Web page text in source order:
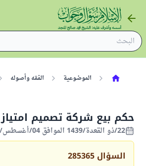
الموضوعية الفقه وأصوله
حكم بيع شركة تصميم امتياز VIP
22/ذو القعدة/1439 الموافق 04/أغسطس/2018
السؤال 285365